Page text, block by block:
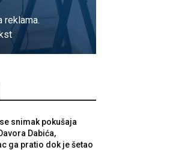
reklama.
snimak pokušaja
Dabića,
ga pratio dok je šetao